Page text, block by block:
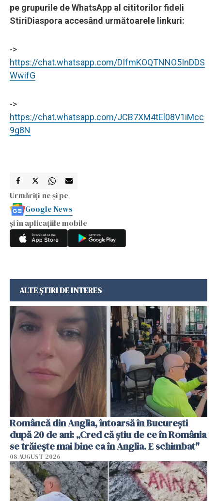
pe grupurile de WhatsApp al cititorilor fideli
StiriDiaspora accesând următoarele linkuri:
->
https://chat.whatsapp.com/DIfmKOQTNNO5InDDS
WwifG
->
https://chat.whatsapp.com/JCB7XM4tEl08V1iMcc
9g8N
Urmăriți-ne și pe
Google News
și în aplicațiile mobile
ALTE ȘTIRI DE INTERES
Româncă din Anglia, întoarsă în București
după 20 de ani: „Cred că știu de ce în România
se trăiește mai bine ca în Anglia. E schimbat"
08 AUGUST 2026